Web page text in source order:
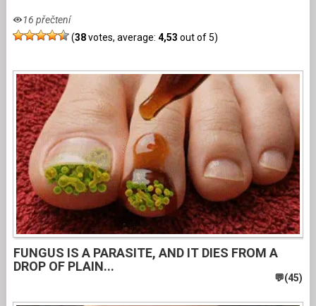
16 přečtení
(38votes, average: 4,53 out of 5)
FUNGUS IS A PARASITE, AND IT DIES FROM A
DROP OF PLAIN...